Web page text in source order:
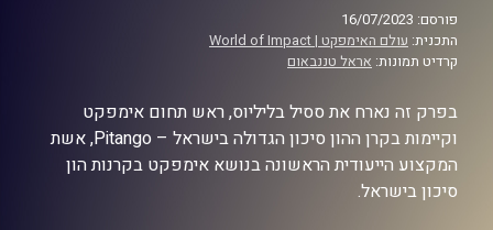
פורסם: 16/07/2023
התכנית: עולם האימפקט | World of Impact
קרדיט תמונות: אראל טננבאום
בפרק זה נארח את ססיל בליליוס, ראש תחום אימפקט
וקיימות בקרן ההון סיכון הגדולה בישראל – Pitango, אשת
המקצוע הייעודית הראשונה בנושא אימפקט בקרנות הון
סיכון בישראל.